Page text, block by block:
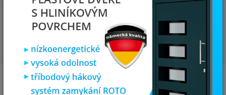
Interiérové dveře masiv
masivní dub